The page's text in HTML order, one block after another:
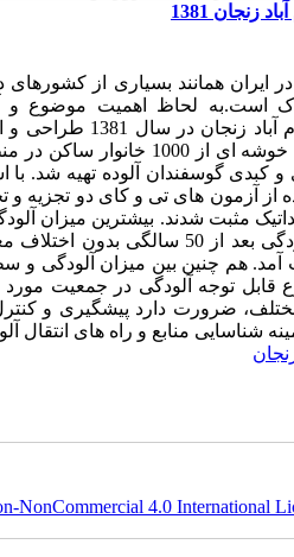
1381
در ایران همانند بسیاری از
است.به لحاظ اهمیت موضوع و
افراد بالای 2 سال که به روش
کبدی گوسفندان آلوده تهیه شد. با
و 20 تا 29 سال (3/3 درصد) مشاهده شد.
جنس مونث 2/3 درصد به دست آمد. هم چنین بین
قابل توجه آلودگی در جمعیت
ضرورت دارد پیشگیری و
شناسایی منابع و راه های انتقال
NonCommercial 4.0 International